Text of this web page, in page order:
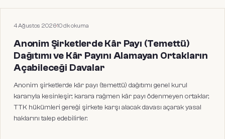
HUKUKI MAKALELER
4 Ağustos 2026·10dk okuma
Anonim Şirketlerde Kâr Payı (Temettü)
Dağıtımı ve Kâr Payını Alamayan Ortakların
Açabileceği Davalar
Anonim şirketlerde kâr payı (temettü) dağıtımı genel kurul
kararıyla kesinleşir; karara rağmen kâr payı ödenmeyen ortaklar,
TTK hükümleri gereği şirkete karşı alacak davası açarak yasal
haklarını talep edebilirler.